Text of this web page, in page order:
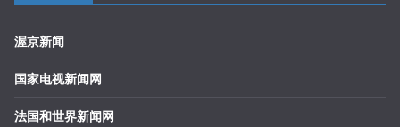
渥京新闻
国家电视新闻网
法国和世界新闻网